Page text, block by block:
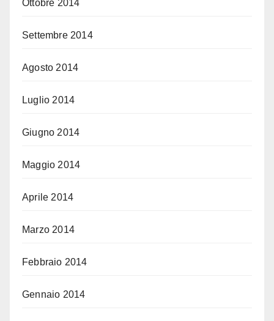
Ottobre 2014
Settembre 2014
Agosto 2014
Luglio 2014
Giugno 2014
Maggio 2014
Aprile 2014
Marzo 2014
Febbraio 2014
Gennaio 2014